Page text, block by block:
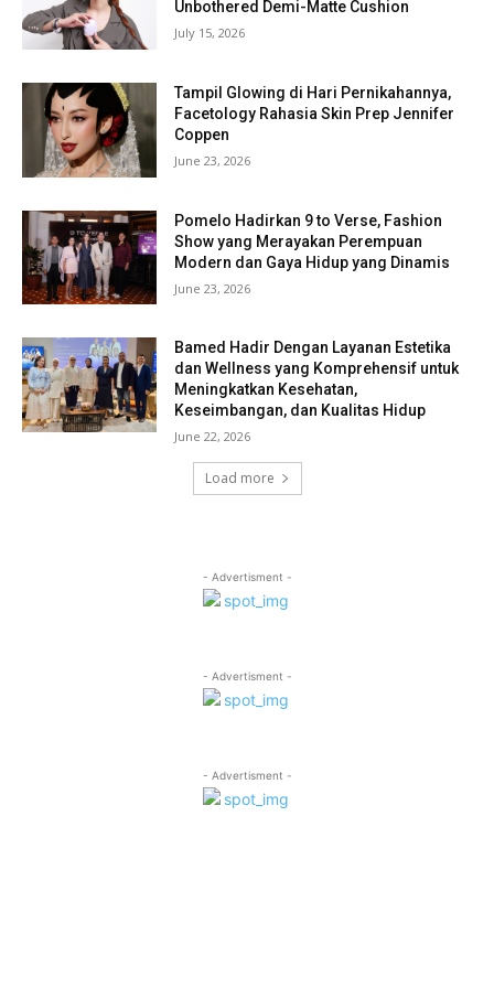
Unbothered Demi-Matte Cushion
July 15, 2026
Tampil Glowing di Hari Pernikahannya,
Facetology Rahasia Skin Prep Jennifer
Coppen
June 23, 2026
Pomelo Hadirkan 9 to Verse, Fashion
Show yang Merayakan Perempuan
Modern dan Gaya Hidup yang Dinamis
June 23, 2026
Bamed Hadir Dengan Layanan Estetika
dan Wellness yang Komprehensif untuk
Meningkatkan Kesehatan,
Keseimbangan, dan Kualitas Hidup
June 22, 2026
Load more
- Advertisment -
- Advertisment -
- Advertisment -